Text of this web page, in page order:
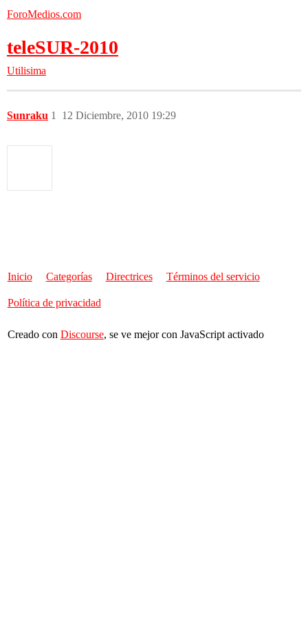
ForoMedios.com
teleSUR-2010
Utilisima
Sunraku 12 Diciembre, 2010 19:29
1
Inicio Categorías Directrices Términos del servicio
Política de privacidad
Creado con Discourse, se ve mejor con JavaScript activado